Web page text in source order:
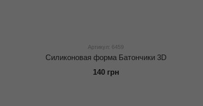
Артикул: 6459
Силиконовая форма Батончики 3D
140 грн